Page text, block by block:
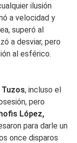
ilusión
a velocidad y
superó al
a desviar, pero
al esférico.
Tuzos, incluso el
pero
López,
para darle un
once disparos